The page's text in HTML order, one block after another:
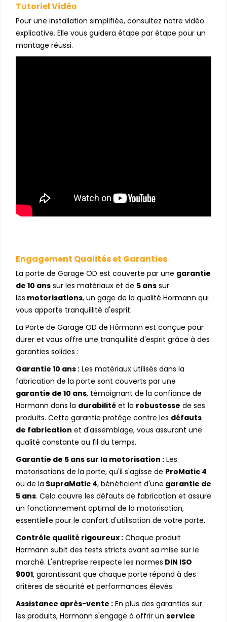
Tutoriel Vidéo
Pour une installation simplifiée, consultez notre vidéo
explicative. Elle vous guidera étape par étape pour un
montage réussi.
Engagement Qualités et Garanties
La porte de Garage OD est couverte par une garantie
de 10 ans sur les matériaux et de 5 ans sur
les motorisations, un gage de la qualité Hörmann qui
vous apporte tranquillité d'esprit.
La Porte de Garage OD de Hörmann est conçue pour
durer et vous offre une tranquillité d'esprit grâce à des
garanties solides :
Garantie 10 ans : Les matériaux utilisés dans la
fabrication de la porte sont couverts par une
garantie de 10 ans, témoignant de la confiance de
Hörmann dans la durabilité et la robustesse de ses
produits. Cette garantie protège contre les défauts
de fabrication et d'assemblage, vous assurant une
qualité constante au fil du temps.
Garantie de 5 ans sur la motorisation : Les
motorisations de la porte, qu'il s'agisse de ProMatic 4
ou de la SupraMatic 4, bénéficient d'une garantie de
5 ans. Cela couvre les défauts de fabrication et assure
un fonctionnement optimal de la motorisation,
essentielle pour le confort d'utilisation de votre porte.
Contrôle qualité rigoureux : Chaque produit
Hörmann subit des tests stricts avant sa mise sur le
marché. L'entreprise respecte les normes DIN ISO
9001, garantissant que chaque porte répond à des
critères de sécurité et performances élevés.
Assistance après-vente : En plus des garanties sur
les produits, Hörmann s'engage à offrir un service